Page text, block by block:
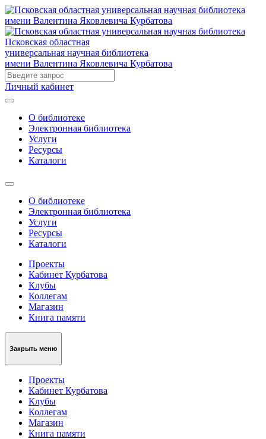
Псковская областная
универсальная научная библиотека
имени Валентина Яковлевича Курбатова
Личный кабинет
О библиотеке
Электронная библиотека
Услуги
Ресурсы
Каталоги
О библиотеке
Электронная библиотека
Услуги
Ресурсы
Каталоги
Проекты
Кабинет Курбатова
Клубы
Коллегам
Магазин
Книга памяти
Закрыть меню
Проекты
Кабинет Курбатова
Клубы
Коллегам
Магазин
Книга памяти